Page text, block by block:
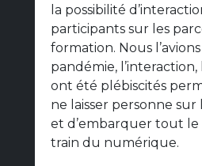
la possibilité
participants sur les
formation. Nous
pandémie,
ont été plébiscités
ne laisser personne sur
et d’embarquer tout le
train du numérique.